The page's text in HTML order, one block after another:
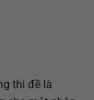
thì đề là